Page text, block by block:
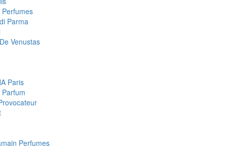
Perfumes
Parma
Venustas
Paris
Perfumes